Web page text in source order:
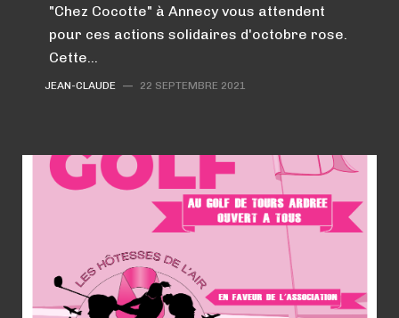
"Chez Cocotte" à Annecy vous attendent
pour ces actions solidaires d'octobre rose.
Cette…
JEAN-CLAUDE — 22 SEPTEMBRE 2021